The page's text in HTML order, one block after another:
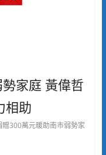
家庭 黃偉哲
相助
贈300萬元暖助南市弱勢家